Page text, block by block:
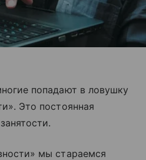
попадают в ловушку
Это постоянная
мы стараемся